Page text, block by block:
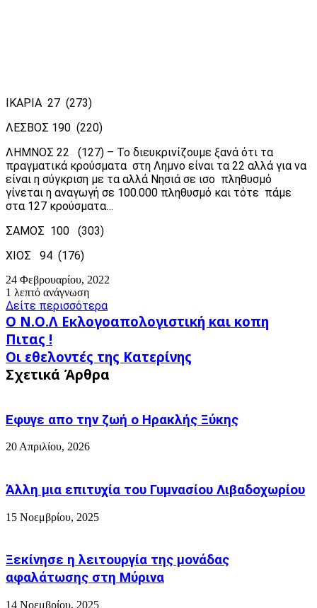
ΙΚΑΡΙΑ 27 (273)
ΛΕΣΒΟΣ 190 (220)
ΛΗΜΝΟΣ 22 (127) – Το διευκρινίζουμε ξανά ότι τα
πραγματικά κρούσματα στη Λημνο είναι τα 22 αλλά για να
είναι η σύγκριση με τα αλλά Νησιά σε ισο πληθυσμό
γίνεται η αναγωγή σε 100.000 πληθυσμό και τότε πάμε
στα 127 κρούσματα…
ΣΑΜΟΣ 100 (303)
ΧΙΟΣ 94 (176)
24 Φεβρουαρίου, 2022
1 λεπτό ανάγνωση
Δείτε περισσότερα
Ο
Ν.Ο.Λ
Εκλογοαπολογιστική
και
κοπη
Πιτας
Ο Ν.Ο.Λ Εκλογοαπολογιστική και κοπη
Πιτας !
Οι
εθελοντές
της
Οι εθελοντές της Κατερίνης
Σχετικά Άρθρα
Εφυγε απο την ζωή o Ηρακλής Ξύκης
20 Απριλίου, 2026
Άλλη μια επιτυχία του Γυμνασίου Λιβαδοχωρίου
15 Νοεμβρίου, 2025
Ξεκίνησε η λειτουργία της μονάδας
αφαλάτωσης στη Μύρινα
14 Νοεμβρίου, 2025